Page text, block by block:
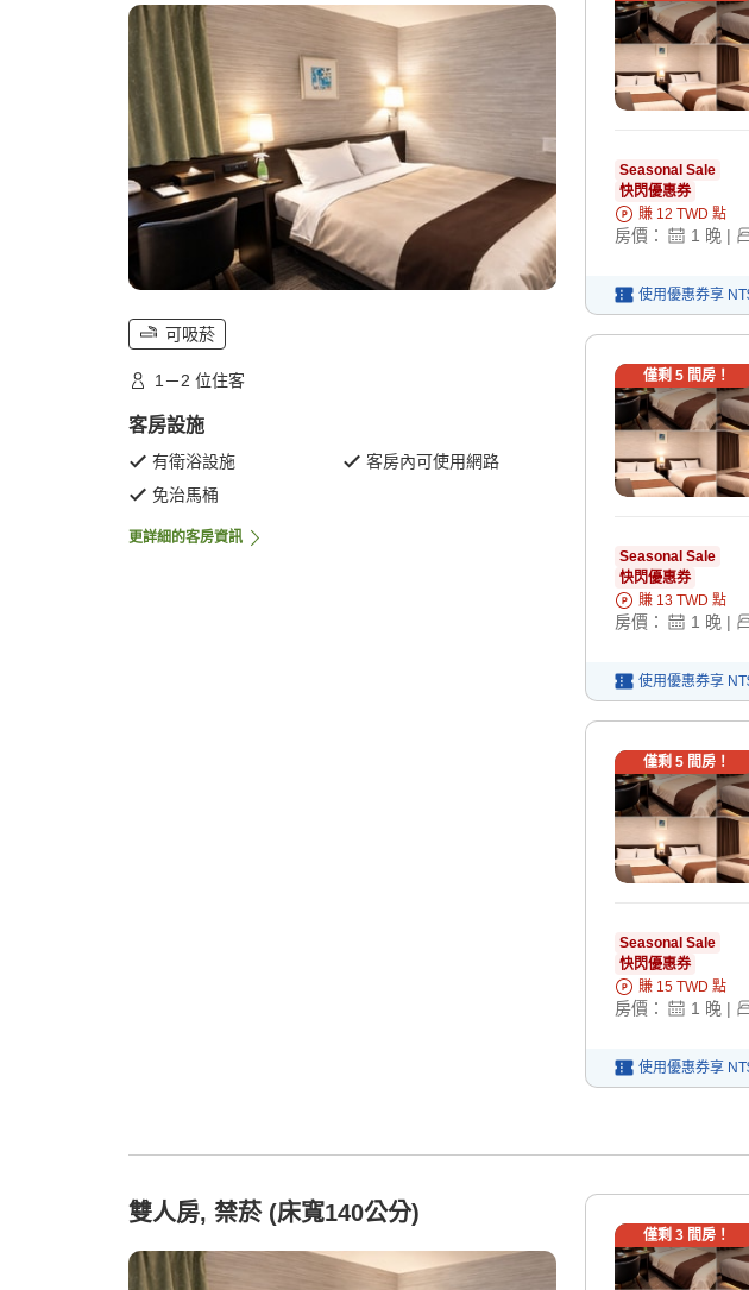
可吸菸
1－2 位住客
客房設施
有衛浴設施
客房內可使用網路
免治馬桶
更詳細的客房資訊
Seasonal Sale
快閃優惠券
賺 12 TWD 點
房價： 1 晚 |
使用優惠券享
僅剩 5間房！
Seasonal Sale
快閃優惠券
賺 13 TWD 點
房價： 1 晚 |
使用優惠券享
僅剩 5間房！
Seasonal Sale
快閃優惠券
賺 15 TWD 點
房價： 1 晚 |
使用優惠券享
雙人房, 禁菸 (床寬140公分)
僅剩 3間房！